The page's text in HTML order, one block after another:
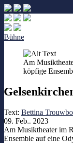
Bühne
Am
köpfige
Text: Bettina
09. Feb.. 2023
Am Musiktheater im
Ensemble auf eine